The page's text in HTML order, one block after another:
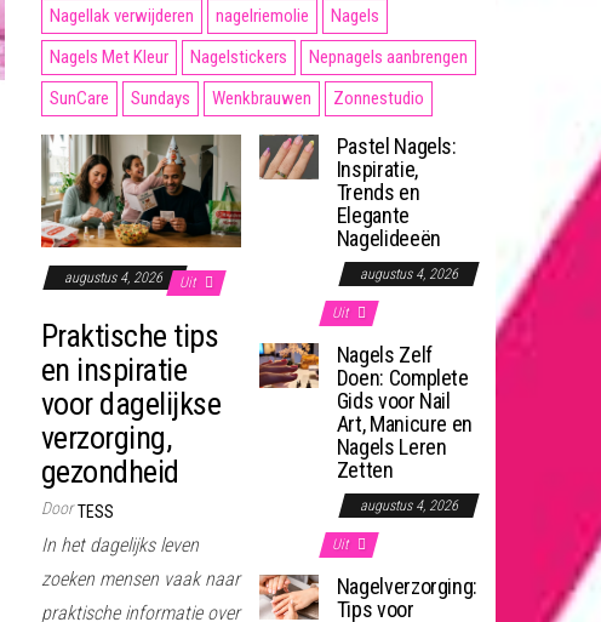
Nagellak verwijderen
nagelriemolie
Nagels
Nagels Met Kleur
Nagelstickers
Nepnagels aanbrengen
SunCare
Sundays Wenkbrauwen Zonnestudio
augustus 4, 2026 Uit
Praktische tips
en inspiratie
voor dagelijkse
verzorging,
gezondheid
Door TESS
In het dagelijks leven
zoeken mensen vaak naar
praktische informatie over
Pastel Nagels:
Inspiratie,
Trends en
Elegante
Nagelideeën
augustus 4, 2026
Uit
Nagels Zelf
Doen: Complete
Gids voor Nail
Art, Manicure en
Nagels Leren
Zetten
augustus 4, 2026
Uit
Nagelverzorging:
Tips voor